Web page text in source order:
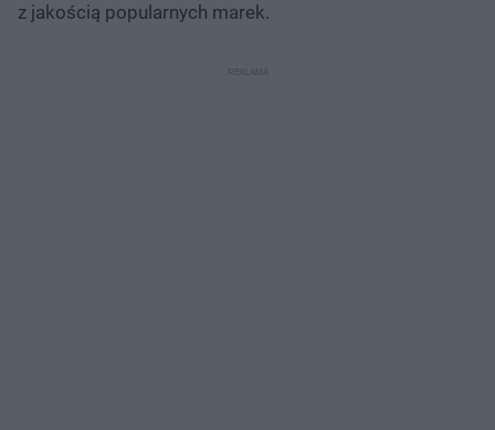
z jakością popularnych marek.